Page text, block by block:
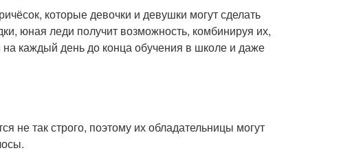
которые девочки и девушки могут сделать
юная леди получит возможность, комбинируя их,
каждый день до конца обучения в школе и даже
не так строго, поэтому их обладательницы могут